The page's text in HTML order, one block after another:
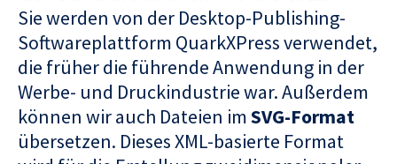
Sie werden von der Desktop-Publishing-
Softwareplattform QuarkXPress verwendet,
die früher die führende Anwendung in der
Werbe- und Druckindustrie war. Außerdem
können wir auch Dateien imSVG-Format
übersetzen. Dieses XML-basierte Format